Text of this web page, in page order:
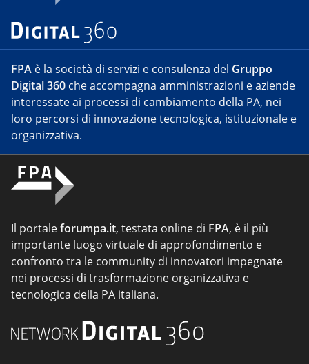
FPA è la società di servizi e consulenza del Gruppo
Digital 360 che accompagna amministrazioni e aziende
interessate ai processi di cambiamento della PA, nei
loro percorsi di innovazione tecnologica, istituzionale e
organizzativa.
Il portaleforumpa.it, testata online di FPA, è il più
importante luogo virtuale di approfondimento e
confronto tra le community di innovatori impegnate
nei processi di trasformazione organizzativa e
tecnologica della PA italiana.